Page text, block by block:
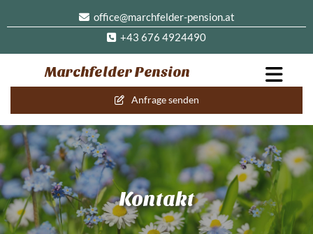
 office@marchfelder-pension.at
 +43 676 4924490
Marchfelder Pension
Anfrage senden
Kontakt